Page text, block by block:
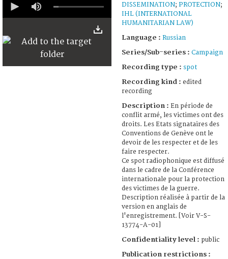
seconds
1
DISSEMINATION; PROTECTION;
IHL (INTERNATIONAL
HUMANITARIAN LAW)
Language : Russian
Series/Sub-series : Campaign
Recording type : spot
Recording kind : edited
recording
Description : En période de
conflit armé, les victimes ont des
droits. Les Etats signataires des
Conventions de Genève ont le
devoir de les respecter et de les
faire respecter.
Ce spot radiophonique est diffusé
dans le cadre de la Conférence
internationale pour la protection
des victimes de la guerre.
Description réalisée à partir de la
version en anglais de
l'enregistrement. [Voir V-S-
13774-A-01]
Confidentiality level : public
Publication restrictions :